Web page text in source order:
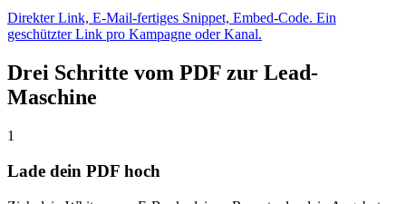
Direkter Link, E-Mail-fertiges Snippet, Embed-Code. Ein
geschützter Link pro Kampagne oder Kanal.
Drei Schritte vom PDF zur Lead-
Maschine
1
Lade dein PDF hoch